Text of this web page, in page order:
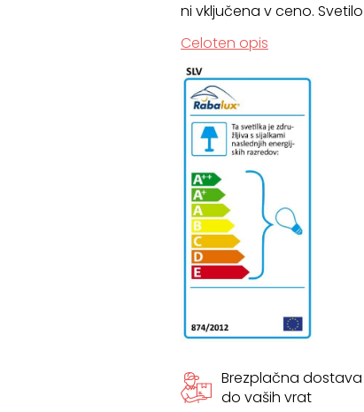
cm
količina
ni vključena v ceno.
Celoten opis
Brezplačna dostava
do vaših vrat